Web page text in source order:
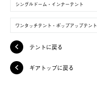
シングルドーム・インナーテント
ワンタッチテント・ポップアップテント
テントに戻る
ギアトップに戻る